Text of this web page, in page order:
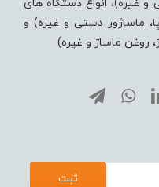
غیره)، انواع دستگاه های
ماساژور دستی و غیره) و
روغن ماساژ و غیره)
ثبت